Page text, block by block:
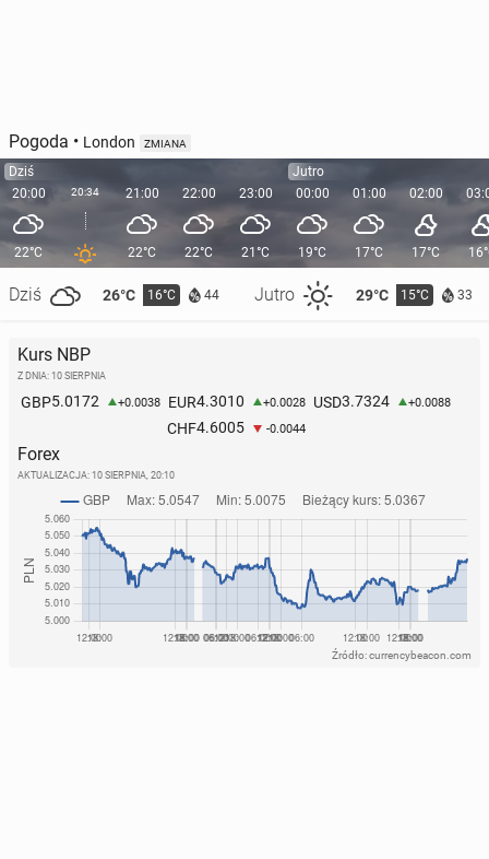
Pogoda • London ZMIANA
Dziś
20:00
22°C
Dziś 26°C 16°C 44 Jutro 29°C 15°C 33
20:34 21:00
22°C
22:00
22°C
23:00
21°C
Jutro
00:00
19°C
01:00
17°C
02:00
17°C
Kurs NBP
Z DNIA: 10 SIERPNIA
GBP5.0172 +0.0038 EUR4.3010 +0.0028 USD3.7324 +0.0088
CHF4.6005 -0.0044
Forex
AKTUALIZACJA: 10 SIERPNIA, 20:10
Źródło: currencybeacon.com